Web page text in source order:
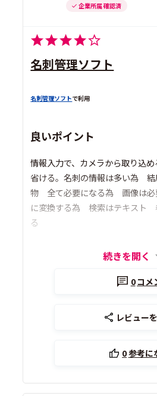
企業所属 確認済
名刺管理ソフト
名刺管理ソフトで利用
良いポイント
情報入力で、カメラから取り込
省ける。名刺の情報は多い為
物 全て必要になる為 画像は必
に変換する為 検索はテキスト
る
続きを開く
0コメ
レビュー
0参考に